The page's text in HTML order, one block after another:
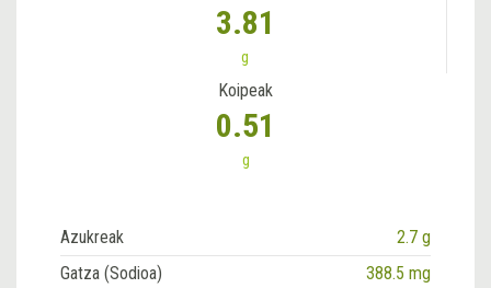
3.81
g
Koipeak
0.51
g
Azukreak
2.7 g
Gatza (Sodioa)
388.5 mg